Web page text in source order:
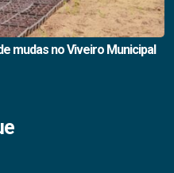
mudas no Viveiro Municipal